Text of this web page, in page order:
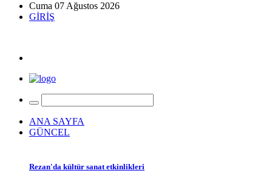
Cuma 07 Ağustos 2026
GİRİŞ
ANA SAYFA
GÜNCEL
Rezan'da kültür sanat etkinlikleri